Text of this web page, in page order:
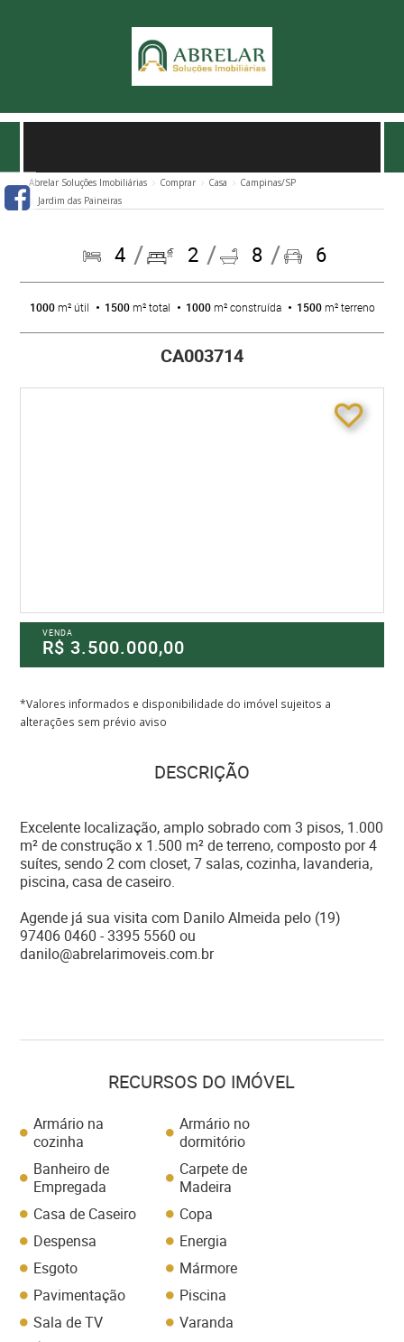
Abrelar Soluções Imobiliárias Comprar Casa
Campinas/SP
Jardim das Paineiras
4 2 8 6
1000m² útil 1500m² total 1000m² construída 1500m² terreno
CA003714
VENDA
R$ 3.500.000,00
*Valores informados e disponibilidade do imóvel sujeitos a
alterações sem prévio aviso
DESCRIÇÃO
Excelente localização, amplo sobrado com 3 pisos, 1.000
m² de construção x 1.500 m² de terreno, composto por 4
suítes, sendo 2 com closet, 7 salas, cozinha, lavanderia,
piscina, casa de caseiro.
Agende já sua visita com Danilo Almeida pelo (19)
97406 0460 - 3395 5560 ou
danilo@abrelarimoveis.com.br
RECURSOS DO IMÓVEL
Armário na
cozinha
Armário no
dormitório
Banheiro de
Empregada
Carpete de
Madeira
Casa de Caseiro
Copa
Despensa
Energia
Esgoto
Mármore
Pavimentação
Piscina
Sala de TV
Varanda